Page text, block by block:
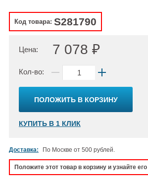
Код товара: S281790
Цена: 7 078 ₽
Кол-во:
ПОЛОЖИТЬ В КОРЗИНУ
КУПИТЬ В 1 КЛИК
Доставка: По Москве от 500 рублей.
Положите этот товар в корзину и узнайте